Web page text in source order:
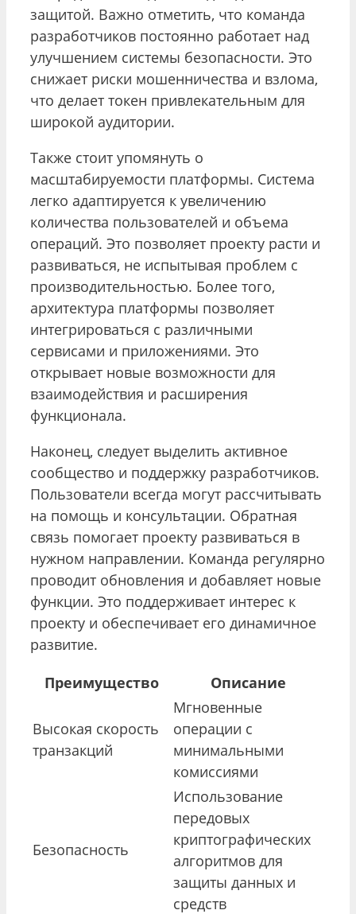
защитой. Важно отметить, что команда
разработчиков постоянно работает над
улучшением системы безопасности. Это
снижает риски мошенничества и взлома,
что делает токен привлекательным для
широкой аудитории.
Также стоит упомянуть о
масштабируемости платформы. Система
легко адаптируется к увеличению
количества пользователей и объема
операций. Это позволяет проекту расти и
развиваться, не испытывая проблем с
производительностью. Более того,
архитектура платформы позволяет
интегрироваться с различными
сервисами и приложениями. Это
открывает новые возможности для
взаимодействия и расширения
функционала.
Наконец, следует выделить активное
сообщество и поддержку разработчиков.
Пользователи всегда могут рассчитывать
на помощь и консультации. Обратная
связь помогает проекту развиваться в
нужном направлении. Команда регулярно
проводит обновления и добавляет новые
функции. Это поддерживает интерес к
проекту и обеспечивает его динамичное
развитие.
Преимущество
Описание
Высокая скорость
транзакций
Мгновенные
операции с
минимальными
комиссиями
Безопасность
Использование
передовых
криптографических
алгоритмов для
защиты данных и
средств